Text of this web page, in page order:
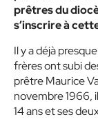
prêtres du
s’inscrire à
Il y a déjà
frères ont subi
prêtre Maurice
novembre 1966,
14 ans et ses